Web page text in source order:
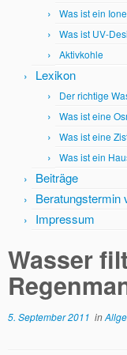
Was ist ein
Was ist UV-
Aktivkohle
Lexikon
Der richtige
Was ist eine
Was ist eine
Was ist ein
Beiträge
Beratungstermin
Impressum
Wasser
5. September 2011 in